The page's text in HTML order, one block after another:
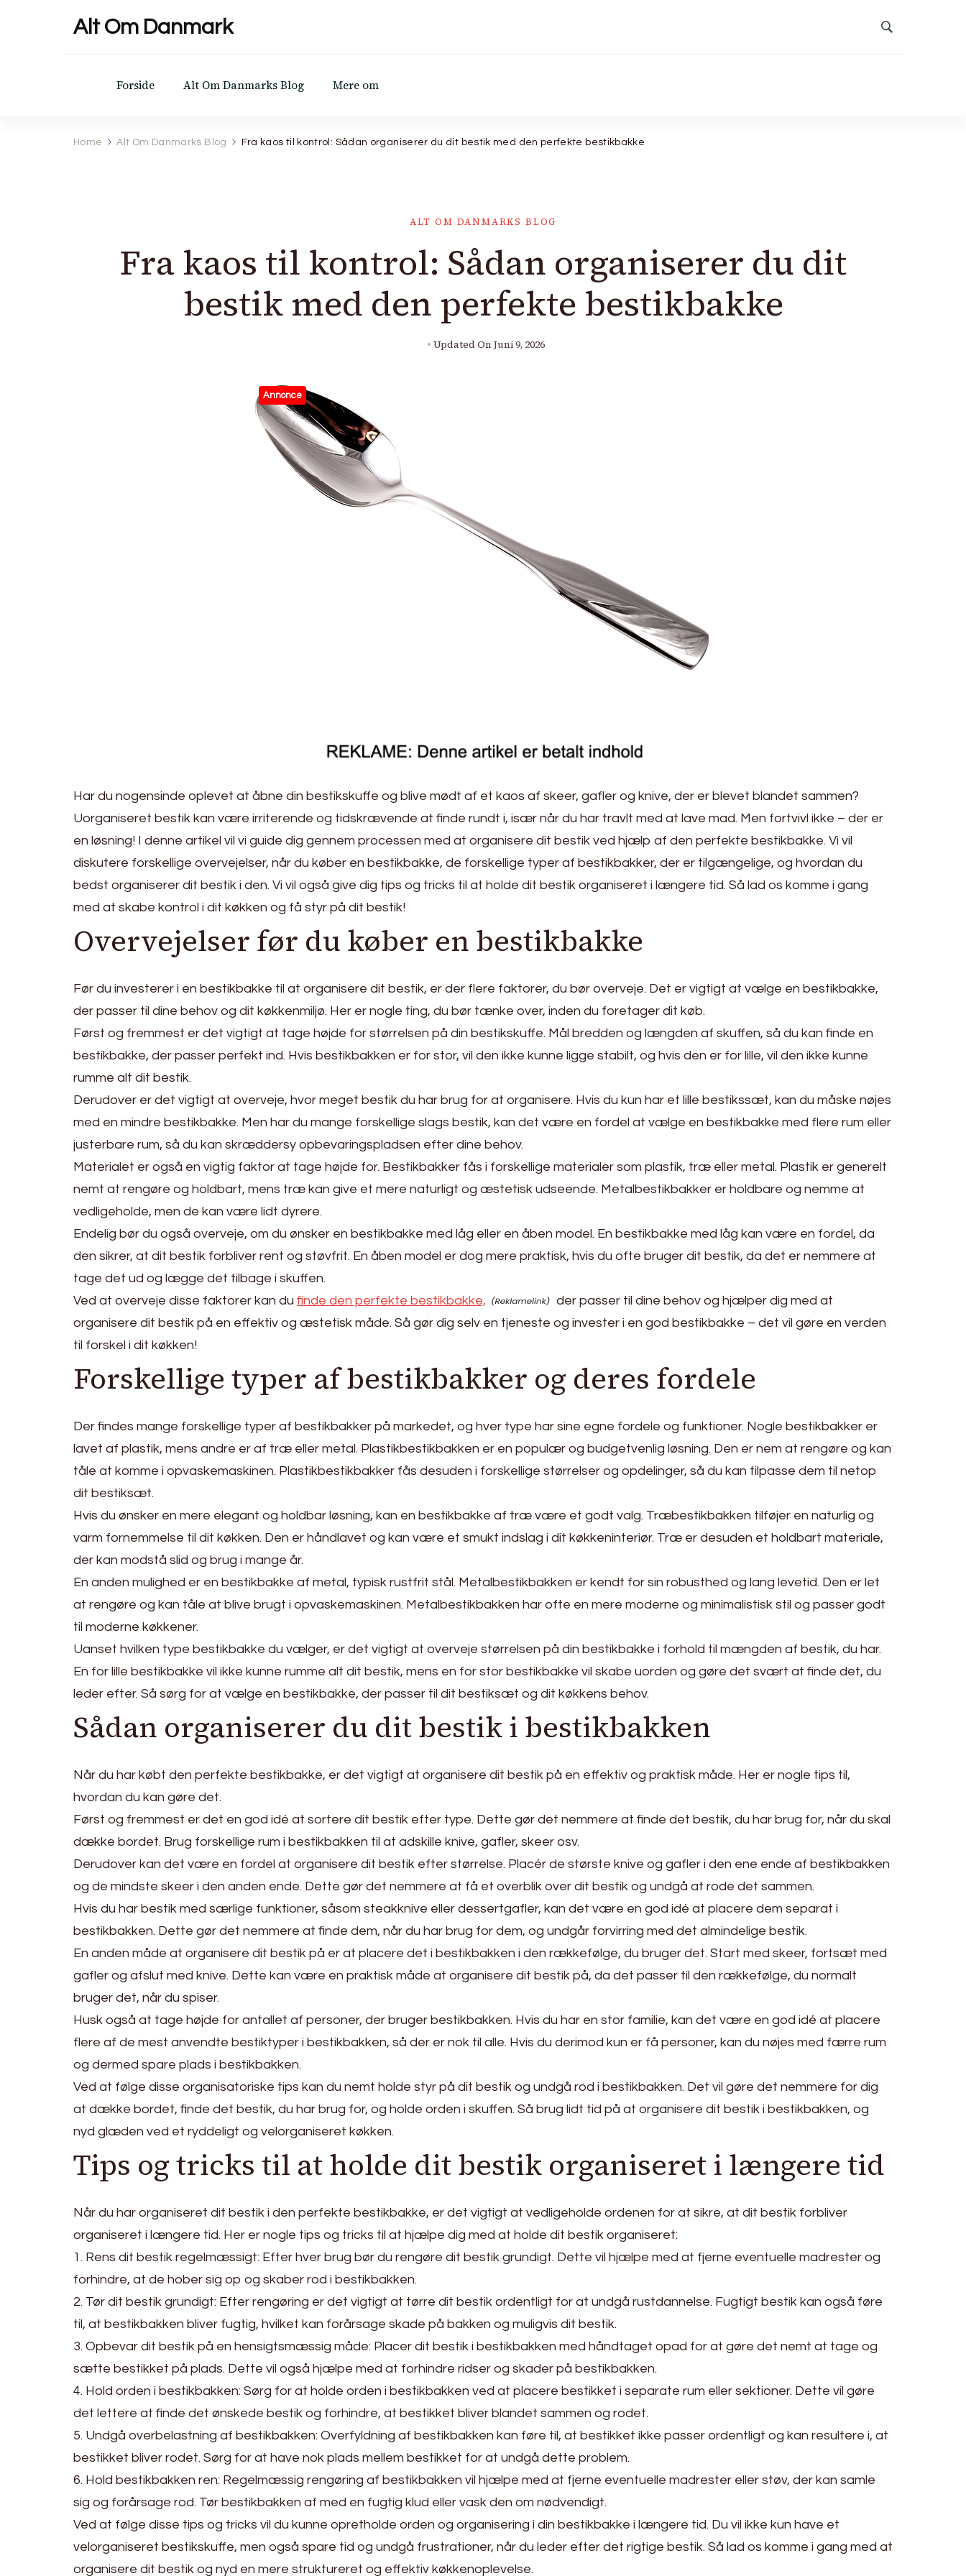
Alt Om Danmark
Forside Alt Om Danmarks Blog Mere om
Home Alt Om Danmarks Blog Fra kaos til kontrol: Sådan organiserer du dit bestik med den perfekte bestikbakke
ALT OM DANMARKS BLOG
Fra kaos til kontrol: Sådan organiserer du dit
bestik med den perfekte bestikbakke
Updated On Juni 9, 2026
Annonce
Har du nogensinde oplevet at åbne din bestikskuffe og blive mødt af et kaos af skeer, gafler og knive, der er blevet blandet sammen?
Uorganiseret bestik kan være irriterende og tidskrævende at finde rundt i, især når du har travlt med at lave mad. Men fortvivl ikke – der er
en løsning! I denne artikel vil vi guide dig gennem processen med at organisere dit bestik ved hjælp af den perfekte bestikbakke. Vi vil
diskutere forskellige overvejelser, når du køber en bestikbakke, de forskellige typer af bestikbakker, der er tilgængelige, og hvordan du
bedst organiserer dit bestik i den. Vi vil også give dig tips og tricks til at holde dit bestik organiseret i længere tid. Så lad os komme i gang
med at skabe kontrol i dit køkken og få styr på dit bestik!
Overvejelser før du køber en bestikbakke
Før du investerer i en bestikbakke til at organisere dit bestik, er der flere faktorer, du bør overveje. Det er vigtigt at vælge en bestikbakke,
der passer til dine behov og dit køkkenmiljø. Her er nogle ting, du bør tænke over, inden du foretager dit køb.
Først og fremmest er det vigtigt at tage højde for størrelsen på din bestikskuffe. Mål bredden og længden af skuffen, så du kan finde en
bestikbakke, der passer perfekt ind. Hvis bestikbakken er for stor, vil den ikke kunne ligge stabilt, og hvis den er for lille, vil den ikke kunne
rumme alt dit bestik.
Derudover er det vigtigt at overveje, hvor meget bestik du har brug for at organisere. Hvis du kun har et lille bestikssæt, kan du måske nøjes
med en mindre bestikbakke. Men har du mange forskellige slags bestik, kan det være en fordel at vælge en bestikbakke med flere rum eller
justerbare rum, så du kan skræddersy opbevaringspladsen efter dine behov.
Materialet er også en vigtig faktor at tage højde for. Bestikbakker fås i forskellige materialer som plastik, træ eller metal. Plastik er generelt
nemt at rengøre og holdbart, mens træ kan give et mere naturligt og æstetisk udseende. Metalbestikbakker er holdbare og nemme at
vedligeholde, men de kan være lidt dyrere.
Endelig bør du også overveje, om du ønsker en bestikbakke med låg eller en åben model. En bestikbakke med låg kan være en fordel, da
den sikrer, at dit bestik forbliver rent og støvfrit. En åben model er dog mere praktisk, hvis du ofte bruger dit bestik, da det er nemmere at
tage det ud og lægge det tilbage i skuffen.
Ved at overveje disse faktorer kan du finde den perfekte bestikbakke,
der passer til dine behov og hjælper dig med at
organisere dit bestik på en effektiv og æstetisk måde. Så gør dig selv en tjeneste og invester i en god bestikbakke – det vil gøre en verden
til forskel i dit køkken!
Forskellige typer af bestikbakker og deres fordele
Der findes mange forskellige typer af bestikbakker på markedet, og hver type har sine egne fordele og funktioner. Nogle bestikbakker er
lavet af plastik, mens andre er af træ eller metal. Plastikbestikbakken er en populær og budgetvenlig løsning. Den er nem at rengøre og kan
tåle at komme i opvaskemaskinen. Plastikbestikbakker fås desuden i forskellige størrelser og opdelinger, så du kan tilpasse dem til netop
dit bestiksæt.
Hvis du ønsker en mere elegant og holdbar løsning, kan en bestikbakke af træ være et godt valg. Træbestikbakken tilføjer en naturlig og
varm fornemmelse til dit køkken. Den er håndlavet og kan være et smukt indslag i dit køkkeninteriør. Træ er desuden et holdbart materiale,
der kan modstå slid og brug i mange år.
En anden mulighed er en bestikbakke af metal, typisk rustfrit stål. Metalbestikbakken er kendt for sin robusthed og lang levetid. Den er let
at rengøre og kan tåle at blive brugt i opvaskemaskinen. Metalbestikbakken har ofte en mere moderne og minimalistisk stil og passer godt
til moderne køkkener.
Uanset hvilken type bestikbakke du vælger, er det vigtigt at overveje størrelsen på din bestikbakke i forhold til mængden af bestik, du har.
En for lille bestikbakke vil ikke kunne rumme alt dit bestik, mens en for stor bestikbakke vil skabe uorden og gøre det svært at finde det, du
leder efter. Så sørg for at vælge en bestikbakke, der passer til dit bestiksæt og dit køkkens behov.
Sådan organiserer du dit bestik i bestikbakken
Når du har købt den perfekte bestikbakke, er det vigtigt at organisere dit bestik på en effektiv og praktisk måde. Her er nogle tips til,
hvordan du kan gøre det.
Først og fremmest er det en god idé at sortere dit bestik efter type. Dette gør det nemmere at finde det bestik, du har brug for, når du skal
dække bordet. Brug forskellige rum i bestikbakken til at adskille knive, gafler, skeer osv.
Derudover kan det være en fordel at organisere dit bestik efter størrelse. Placér de største knive og gafler i den ene ende af bestikbakken
og de mindste skeer i den anden ende. Dette gør det nemmere at få et overblik over dit bestik og undgå at rode det sammen.
Hvis du har bestik med særlige funktioner, såsom steakknive eller dessertgafler, kan det være en god idé at placere dem separat i
bestikbakken. Dette gør det nemmere at finde dem, når du har brug for dem, og undgår forvirring med det almindelige bestik.
En anden måde at organisere dit bestik på er at placere det i bestikbakken i den rækkefølge, du bruger det. Start med skeer, fortsæt med
gafler og afslut med knive. Dette kan være en praktisk måde at organisere dit bestik på, da det passer til den rækkefølge, du normalt
bruger det, når du spiser.
Husk også at tage højde for antallet af personer, der bruger bestikbakken. Hvis du har en stor familie, kan det være en god idé at placere
flere af de mest anvendte bestiktyper i bestikbakken, så der er nok til alle. Hvis du derimod kun er få personer, kan du nøjes med færre rum
og dermed spare plads i bestikbakken.
Ved at følge disse organisatoriske tips kan du nemt holde styr på dit bestik og undgå rod i bestikbakken. Det vil gøre det nemmere for dig
at dække bordet, finde det bestik, du har brug for, og holde orden i skuffen. Så brug lidt tid på at organisere dit bestik i bestikbakken, og
nyd glæden ved et ryddeligt og velorganiseret køkken.
Tips og tricks til at holde dit bestik organiseret i længere tid
Når du har organiseret dit bestik i den perfekte bestikbakke, er det vigtigt at vedligeholde ordenen for at sikre, at dit bestik forbliver
organiseret i længere tid. Her er nogle tips og tricks til at hjælpe dig med at holde dit bestik organiseret:
1. Rens dit bestik regelmæssigt: Efter hver brug bør du rengøre dit bestik grundigt. Dette vil hjælpe med at fjerne eventuelle madrester og
forhindre, at de hober sig op og skaber rod i bestikbakken.
2. Tør dit bestik grundigt: Efter rengøring er det vigtigt at tørre dit bestik ordentligt for at undgå rustdannelse. Fugtigt bestik kan også føre
til, at bestikbakken bliver fugtig, hvilket kan forårsage skade på bakken og muligvis dit bestik.
3. Opbevar dit bestik på en hensigtsmæssig måde: Placer dit bestik i bestikbakken med håndtaget opad for at gøre det nemt at tage og
sætte bestikket på plads. Dette vil også hjælpe med at forhindre ridser og skader på bestikbakken.
4. Hold orden i bestikbakken: Sørg for at holde orden i bestikbakken ved at placere bestikket i separate rum eller sektioner. Dette vil gøre
det lettere at finde det ønskede bestik og forhindre, at bestikket bliver blandet sammen og rodet.
5. Undgå overbelastning af bestikbakken: Overfyldning af bestikbakken kan føre til, at bestikket ikke passer ordentligt og kan resultere i, at
bestikket bliver rodet. Sørg for at have nok plads mellem bestikket for at undgå dette problem.
6. Hold bestikbakken ren: Regelmæssig rengøring af bestikbakken vil hjælpe med at fjerne eventuelle madrester eller støv, der kan samle
sig og forårsage rod. Tør bestikbakken af med en fugtig klud eller vask den om nødvendigt.
Ved at følge disse tips og tricks vil du kunne opretholde orden og organisering i din bestikbakke i længere tid. Du vil ikke kun have et
velorganiseret bestikskuffe, men også spare tid og undgå frustrationer, når du leder efter det rigtige bestik. Så lad os komme i gang med at
organisere dit bestik og nyd en mere struktureret og effektiv køkkenoplevelse.